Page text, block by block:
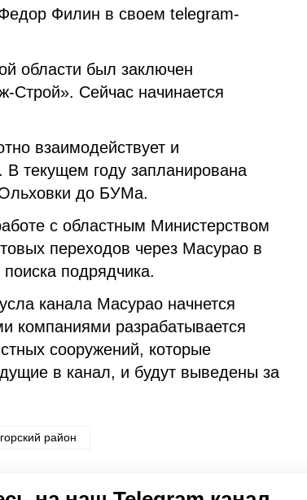
Филин в своем telegram-
области был заключен
Строй». Сейчас начинается
взаимодействует и
В текущем году запланирована
Ольховки до БУМа.
с областным Министерством
переходов через Масурао в
подрядчика.
канала Масурао начнется
компаниями разрабатывается
сооружений, которые
в канал, и будут выведены за
район
по оценке